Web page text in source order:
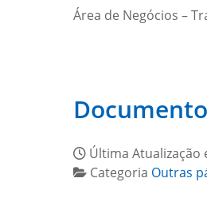
Área de Negócios –
Última Atualização
Categoria Outras